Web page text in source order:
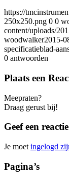
https://
250x250.png 0 0
content/uploads/
woodwalker2015-
specificatieblad-
0 antwoorden
Plaats een
Meepraten?
Draag gerust bij!
Geef een reactie
Je moet ingelogd
Pagina’s